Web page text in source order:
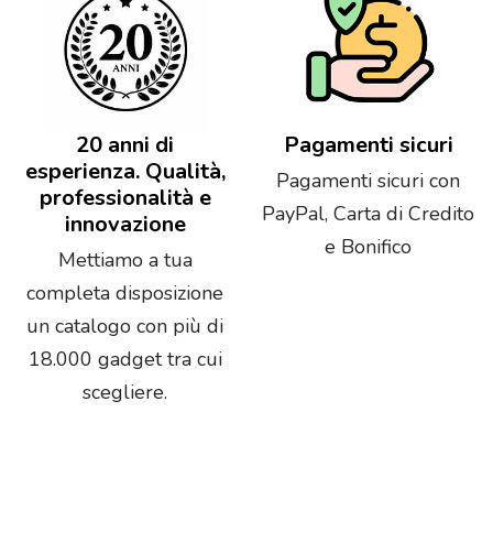
20 anni di
esperienza. Qualità,
professionalità e
innovazione
Mettiamo a tua
completa disposizione
un catalogo con più di
18.000 gadget tra cui
scegliere.
Pagamenti sicuri
Pagamenti sicuri con
PayPal, Carta di Credito
e Bonifico